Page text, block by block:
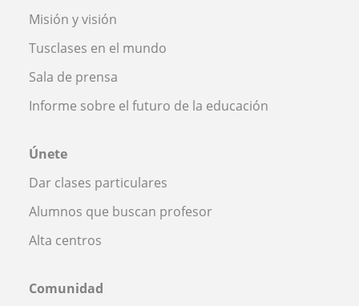
Misión y visión
Tusclases en el mundo
Sala de prensa
Informe sobre el futuro de la educación
Únete
Dar clases particulares
Alumnos que buscan profesor
Alta centros
Comunidad